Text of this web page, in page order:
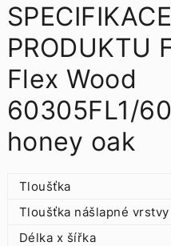
SPECIFIKACE
PRODUKTU
Flex Wood
60305FL1/
honey oak
Tloušťka
Tloušťka nášlapné vrstvy
Délka x šířka